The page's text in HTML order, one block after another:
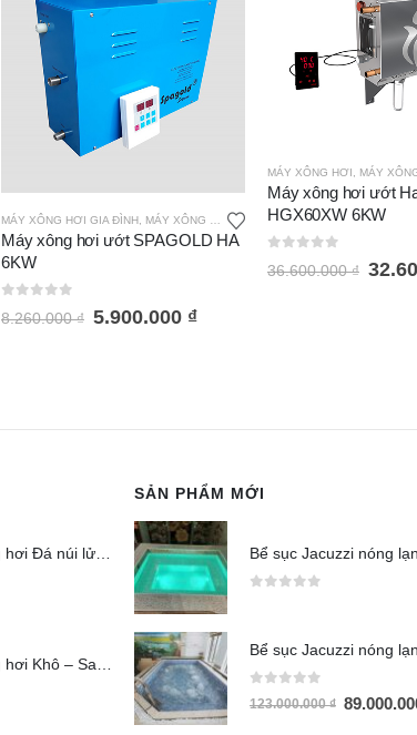
MÁY XÔNG HƠI GIA ĐÌNH MÁY XÔNG HƠI ƯỚT SPAGOLD
Máy xông hơi ướt SPAGOLD HA
6KW
8.260.000₫ 5.900.000 ₫
MÁY XÔNG HƠI MÁY XÔNG
Máy xông hơi ướt
HGX60XW 6KW
36.600.000₫
SẢN PHẨM MỚI
123.000.000₫